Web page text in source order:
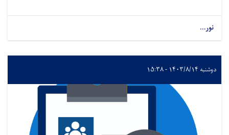
نور...
دوشنبه ۱۴۰۳/۸/۱۴ - ۱۵:۳۸